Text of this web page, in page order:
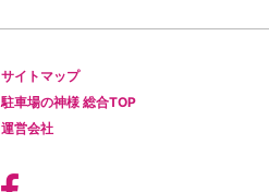
サイトマップ
駐車場の神様 総合TOP
運営会社